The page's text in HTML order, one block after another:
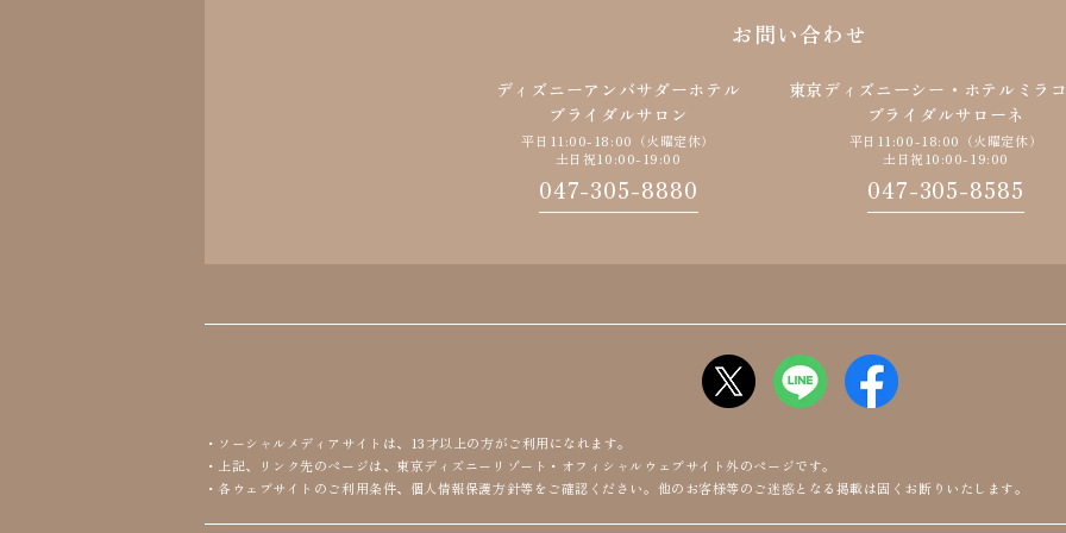
お問い合わせ
ディズニーアンバサダーホテル
ブライダルサロン
平日11:00-18:00（火曜定休）
土日祝10:00-19:00
047-305-8880
東京ディズニーシー・ ホテルミラ
ブライダルサローネ
平日11:00-18:00（火曜定休）
土日祝10:00-19:00
047-305-8585
ソーシャルメディアサイトは、13才以上の方がご利用になれます。
上記、リンク先のページは、東京ディズニーリゾート・オフィシャルウェブサイト外のページです。
各ウェブサイトのご利用条件、個人情報保護方針等をご確認ください。他のお客様等のご迷惑となる掲載は固くお断りいたします。